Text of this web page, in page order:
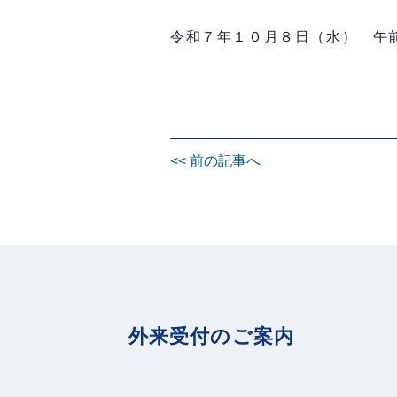
令和７年１０月８日（水） 午
ン
<< 前の記事へ
外来受付のご案内